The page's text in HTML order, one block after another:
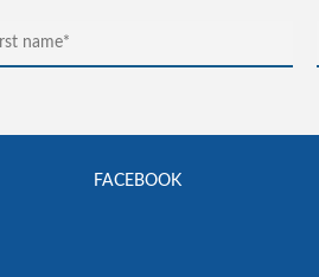
FACEBOOK